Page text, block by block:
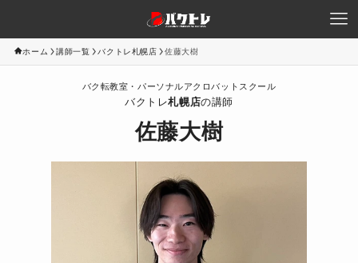
ホーム 講師一覧 バクトレ札幌店 佐藤大樹
バク転教室・パーソナルアクロバットスクール
バクトレ札幌店の講師
佐藤大樹